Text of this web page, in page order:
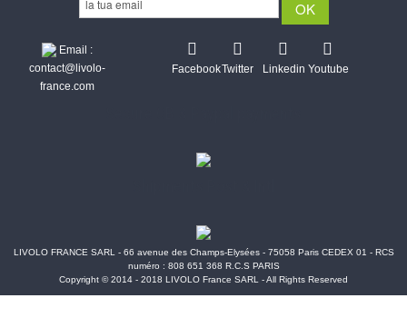
Email :
contact@livolo-
france.com
FacebookTwitter Linkedin Youtube
LIVOLO FRANCE SARL - 66 avenue des Champs-Elysées - 75058 Paris CEDEX 01 - RCS
numéro : 808 651 368 R.C.S PARIS
Copyright © 2014 - 2018 LIVOLO France SARL - All Rights Reserved